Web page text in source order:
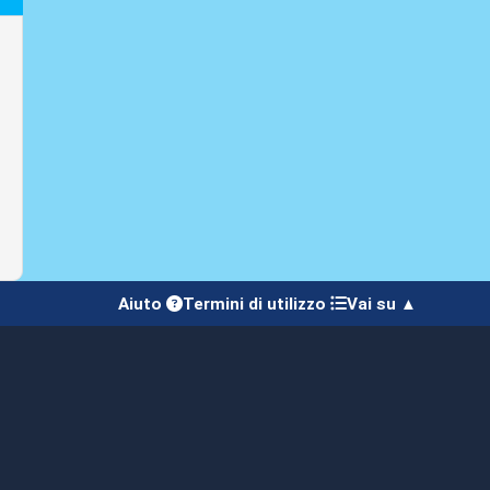
Aiuto Termini di utilizzo Vai su ▲